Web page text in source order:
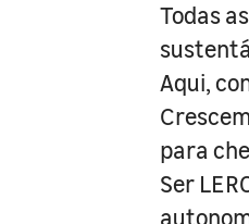
Todas
Aqui,
para
Ser